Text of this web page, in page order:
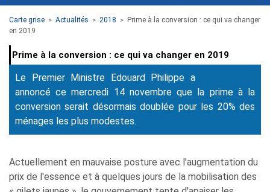
Carte grise > Actualités > 2018 >
Prime à la conversion : ce qui va changer
en 2019
Prime à la conversion : ce qui va changer en 2019
Le Premier Ministre Edouard Philippe a
annoncé ce mercredi 14 novembre que la prime à la
conversion serait désormais doublée pour les 20% des
ménages les plus modestes.
Actuellement en mauvaise posture avec l'augmentation du
prix de l'essence et à quelques jours de la mobilisation des